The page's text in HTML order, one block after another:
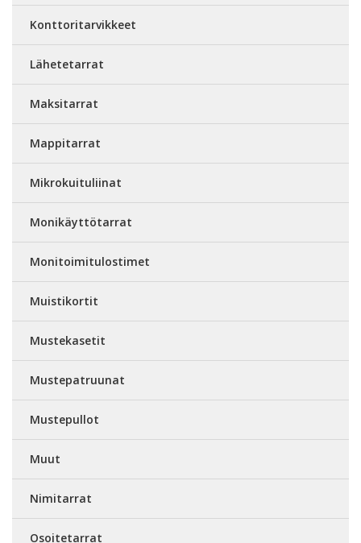
Konttoritarvikkeet
Lähetetarrat
Maksitarrat
Mappitarrat
Mikrokuituliinat
Monikäyttötarrat
Monitoimitulostimet
Muistikortit
Mustekasetit
Mustepatruunat
Mustepullot
Muut
Nimitarrat
Osoitetarrat